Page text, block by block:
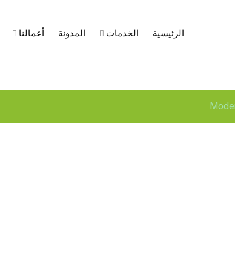
الرئيسية الخدمات المدونة أعمالنا